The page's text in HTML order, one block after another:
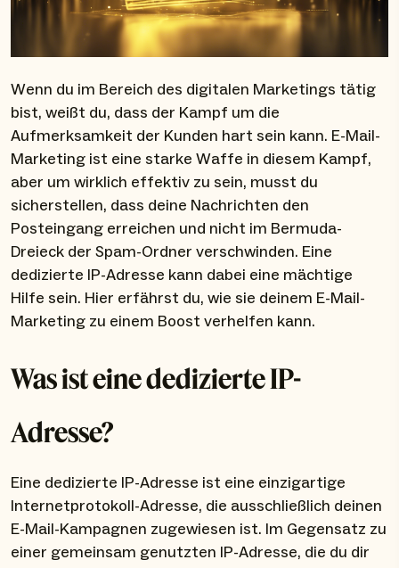
Wenn du im Bereich des digitalen Marketings tätig
bist, weißt du, dass der Kampf um die
Aufmerksamkeit der Kunden hart sein kann. E-Mail-
Marketing ist eine starke Waffe in diesem Kampf,
aber um wirklich effektiv zu sein, musst du
sicherstellen, dass deine Nachrichten den
Posteingang erreichen und nicht im Bermuda-
Dreieck der Spam-Ordner verschwinden. Eine
dedizierte IP-Adresse kann dabei eine mächtige
Hilfe sein. Hier erfährst du, wie sie deinem E-Mail-
Marketing zu einem Boost verhelfen kann.
Was ist eine dedizierte IP-
Adresse?
Eine dedizierte IP-Adresse ist eine einzigartige
Internetprotokoll-Adresse, die ausschließlich deinen
E-Mail-Kampagnen zugewiesen ist. Im Gegensatz zu
einer gemeinsam genutzten IP-Adresse, die du dir